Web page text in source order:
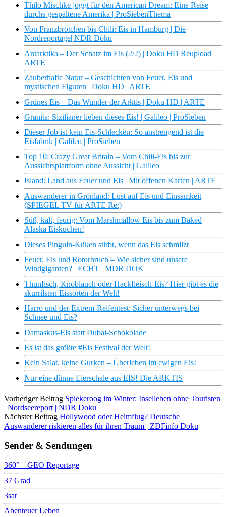
Thilo Mischke joggt für den American Dream: Eine Reise
durchs gespaltene Amerika | ProSiebenThema
Von Franzbrötchen bis Chili: Eis in Hamburg | Die
Nordreportage| NDR Doku
Antarktika – Der Schatz im Eis (2/2) | Doku HD Reupload |
ARTE
Zauberhafte Natur – Geschichten von Feuer, Eis und
mystischen Figuren | Doku HD | ARTE
Grünes Eis – Das Wunder der Arktis | Doku HD | ARTE
Granita: Sizilianer lieben dieses Eis! | Galileo | ProSieben
Dieser Job ist kein Eis-Schlecken: So anstrengend ist die
Eisfabrik | Galileo | ProSieben
Top 10: Crazy Great Britain – Vom Chili-Eis bis zur
Aussichtsplattform ohne Aussicht | Galileo |
Island: Land aus Feuer und Eis | Mit offenen Karten | ARTE
Auswanderer in Grönland: Lust auf Eis und Einsamkeit
(SPIEGEL TV für ARTE Re:)
Süß, kalt, feurig: Vom Marshmallow Eis bis zum Baked
Alaska Eiskuchen!
Dieses Pinguin-Küken stirbt, wenn das Eis schmilzt
Feuer, Eis und Rotorbruch – Wie sicher sind unsere
Windgiganten? | ECHT | MDR DOK
Thunfisch, Knoblauch oder Hackfleisch-Eis? Hier gibt es die
skurrilsten Eissorten der Welt!
Harro und der Extrem-Reifentest: Sicher unterwegs bei
Schnee und Eis?
Damaskus-Eis statt Dubai-Schokolade
Es ist das größte #Eis Festival der Welt!
Kein Salat, keine Gurken – Überleben im ewigen Eis!
Nur eine dünne Eierschale aus EIS! Die ARKTIS
Vorheriger Beitrag Spiekeroog im Winter: Inselleben ohne Touristen
| Nordseereport | NDR Doku
Nächster Beitrag Hollywood oder Heimflug? Deutsche
Auswanderer riskieren alles für ihren Traum | ZDFinfo Doku
Sender & Sendungen
360° – GEO Reportage
37 Grad
3sat
Abenteuer Leben